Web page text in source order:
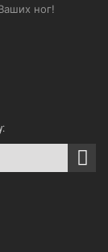
ног!